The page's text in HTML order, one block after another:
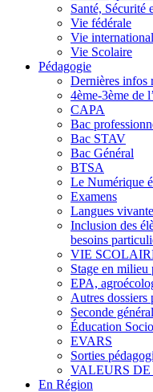
Santé, Sécurité
Vie fédérale
Vie
Vie Scolaire
Pédagogie
Dernières infos
4ème-3ème de
CAPA
Bac
Bac STAV
Bac Général
BTSA
Le Numérique
Examens
Langues
Inclusion des
besoins
VIE
Stage en milieu
EPA,
Autres dossiers
Seconde
Éducation
EVARS
Sorties
VALEURS
En Région